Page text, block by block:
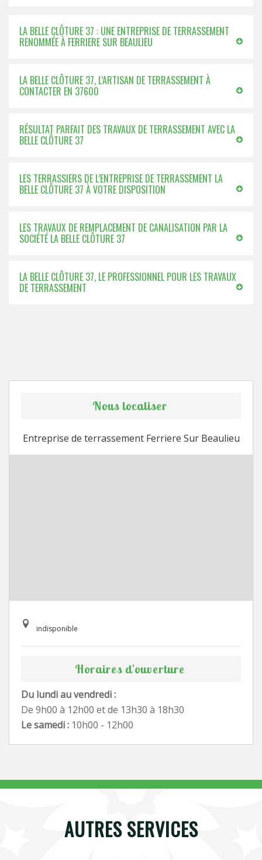
LA BELLE CLÔTURE 37 : UNE ENTREPRISE DE TERRASSEMENT
RENOMMÉE À FERRIERE SUR BEAULIEU
LA BELLE CLÔTURE 37, L’ARTISAN DE TERRASSEMENT À
CONTACTER EN 37600
RÉSULTAT PARFAIT DES TRAVAUX DE TERRASSEMENT AVEC LA
BELLE CLÔTURE 37
LES TERRASSIERS DE L’ENTREPRISE DE TERRASSEMENT LA
BELLE CLÔTURE 37 À VOTRE DISPOSITION
LES TRAVAUX DE REMPLACEMENT DE CANALISATION PAR LA
SOCIÉTÉ LA BELLE CLÔTURE 37
LA BELLE CLÔTURE 37, LE PROFESSIONNEL POUR LES TRAVAUX
DE TERRASSEMENT
Nous localiser
Entreprise de terrassement Ferriere Sur Beaulieu
indisponible
Horaires d'ouverture
Du lundi au vendredi :
De 9h00 à 12h00 et de 13h30 à 18h30
Le samedi : 10h00 - 12h00
AUTRES SERVICES